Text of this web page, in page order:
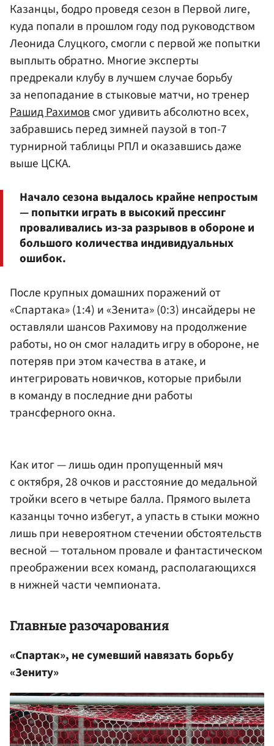
Казанцы, бодро проведя сезон в Первой лиге,
куда попали в прошлом году под руководством
Леонида Слуцкого, смогли с первой же попытки
выплыть обратно. Многие эксперты
предрекали клубу в лучшем случае борьбу
за непопадание в стыковые матчи, но тренер
Рашид Рахимовсмог удивить абсолютно всех,
забравшись перед зимней паузой в топ-7
турнирной таблицы РПЛ и оказавшись даже
выше ЦСКА.
Начало сезона выдалось крайне непростым
— попытки играть в высокий прессинг
проваливались из-за разрывов в обороне и
большого количества индивидуальных
ошибок.
После крупных домашних поражений от
«Спартака» (1:4) и «Зенита» (0:3) инсайдеры не
оставляли шансов Рахимову на продолжение
работы, но он смог наладить игру в обороне, не
потеряв при этом качества в атаке, и
интегрировать новичков, которые прибыли
в команду в последние дни работы
трансферного окна.
Как итог — лишь один пропущенный мяч
с октября, 28 очков и расстояние до медальной
тройки всего в четыре балла. Прямого вылета
казанцы точно избегут, а упасть в стыки можно
лишь при невероятном стечении обстоятельств
весной — тотальном провале и фантастическом
преображении всех команд, располагающихся
в нижней части чемпионата.
Главные разочарования
«Спартак», не сумевший навязать борьбу
«Зениту»